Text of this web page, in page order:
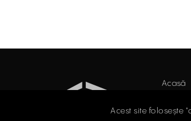
Acasă
Acest site folosește